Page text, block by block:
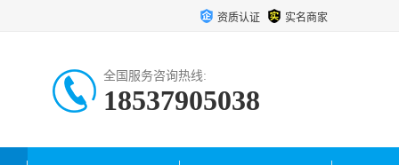
资质认证 实名商家
全国服务咨询热线:
18537905038